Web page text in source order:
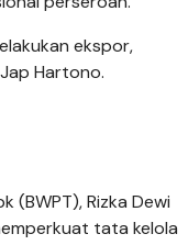
ekspor,
Hartono.
(BWPT), Rizka Dewi
tata kelola